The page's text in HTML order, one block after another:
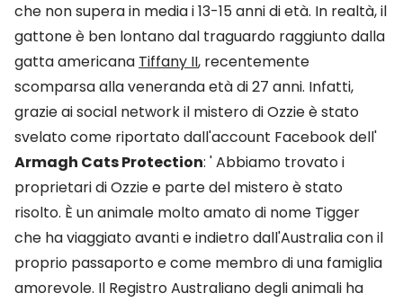
che non supera in media i 13-15 anni di età. In realtà, il
gattone è ben lontano dal traguardo raggiunto dalla
gatta americana Tiffany II, recentemente
scomparsa alla veneranda età di 27 anni. Infatti,
grazie ai social network il mistero di Ozzie è stato
svelato come riportato dall'account Facebook dell'
Armagh Cats Protection: 'Abbiamo trovatoi
proprietari diOzziee parte del misteroè stato
risolto. È un animale molto amatodi nome Tigger
che ha viaggiatoavanti e indietrodall'Australiacon il
proprio passaporto ecome membro di una famiglia
amorevole. Il RegistroAustralianodegli animali ha